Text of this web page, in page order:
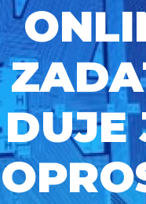
DUJE